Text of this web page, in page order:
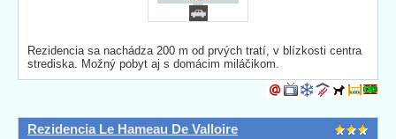
Rezidencia sa nachádza 200 m od prvých tratí, v blízkosti centra
strediska. Možný pobyt aj s domácim miláčikom.
Rezidencia Le Hameau De Valloire